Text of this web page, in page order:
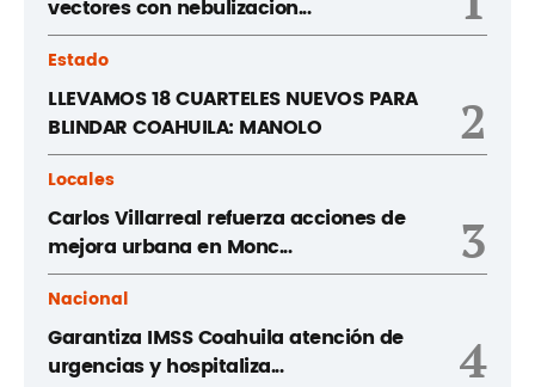
vectores con nebulizacion...
Estado
LLEVAMOS 18 CUARTELES NUEVOS PARA
BLINDAR COAHUILA: MANOLO
2
Locales
Carlos Villarreal refuerza acciones de
mejora urbana en Monc...
3
Nacional
Garantiza IMSS Coahuila atención de
urgencias y hospitaliza...
4